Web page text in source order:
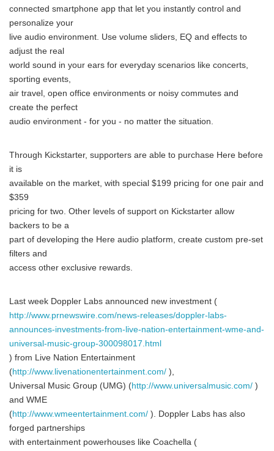
connected smartphone app that let you instantly control and
personalize your
live audio environment. Use volume sliders, EQ and effects to
adjust the real
world sound in your ears for everyday scenarios like concerts,
sporting events,
air travel, open office environments or noisy commutes and
create the perfect
audio environment - for you - no matter the situation.
Through Kickstarter, supporters are able to purchase Here before
it is
available on the market, with special $199 pricing for one pair and
$359
pricing for two. Other levels of support on Kickstarter allow
backers to be a
part of developing the Here audio platform, create custom pre-set
filters and
access other exclusive rewards.
Last week Doppler Labs announced new investment (
http://www.prnewswire.com/news-releases/doppler-labs-
announces-investments-from-live-nation-entertainment-wme-and-
universal-music-group-300098017.html
) from Live Nation Entertainment
(http://www.livenationentertainment.com/ ),
Universal Music Group (UMG) (http://www.universalmusic.com/ )
and WME
(http://www.wmeentertainment.com/ ). Doppler Labs has also
forged partnerships
with entertainment powerhouses like Coachella (